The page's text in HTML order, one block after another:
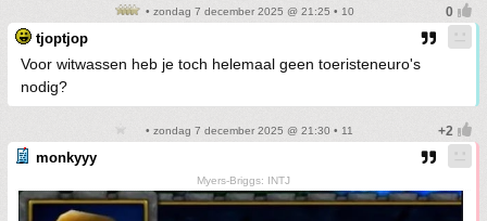
• zondag 7 december 2025 @ 21:25 • 10
tjoptjop
Voor witwassen heb je toch helemaal geen toeristeneuro's
nodig?
• zondag 7 december 2025 @ 21:30 • 11
monkyyy
Myers-Briggs: INTJ